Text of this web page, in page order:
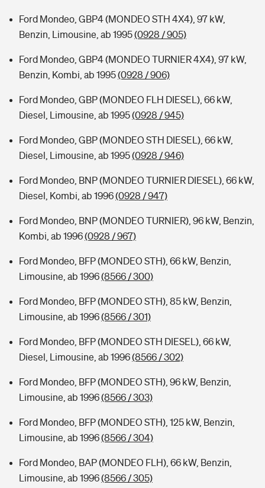
Ford Mondeo, GBP4 (MONDEO STH 4X4), 97 kW,
Benzin, Limousine, ab 1995(0928 / 905)
Ford Mondeo, GBP4 (MONDEO TURNIER 4X4), 97 kW,
Benzin, Kombi, ab 1995(0928 / 906)
Ford Mondeo, GBP (MONDEO FLH DIESEL), 66 kW,
Diesel, Limousine, ab 1995(0928 / 945)
Ford Mondeo, GBP (MONDEO STH DIESEL), 66 kW,
Diesel, Limousine, ab 1995(0928 / 946)
Ford Mondeo, BNP (MONDEO TURNIER DIESEL), 66 kW,
Diesel, Kombi, ab 1996(0928 / 947)
Ford Mondeo, BNP (MONDEO TURNIER), 96 kW, Benzin,
Kombi, ab 1996(0928 / 967)
Ford Mondeo, BFP (MONDEO STH), 66 kW, Benzin,
Limousine, ab 1996(8566 / 300)
Ford Mondeo, BFP (MONDEO STH), 85 kW, Benzin,
Limousine, ab 1996(8566 / 301)
Ford Mondeo, BFP (MONDEO STH DIESEL), 66 kW,
Diesel, Limousine, ab 1996(8566 / 302)
Ford Mondeo, BFP (MONDEO STH), 96 kW, Benzin,
Limousine, ab 1996(8566 / 303)
Ford Mondeo, BFP (MONDEO STH), 125 kW, Benzin,
Limousine, ab 1996(8566 / 304)
Ford Mondeo, BAP (MONDEO FLH), 66 kW, Benzin,
Limousine, ab 1996(8566 / 305)